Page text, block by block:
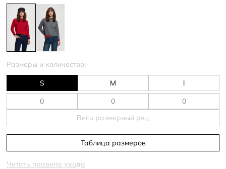
Размеры и количество:
S M l
Весь размерный ряд
Таблица размеров
Читать правила ухода